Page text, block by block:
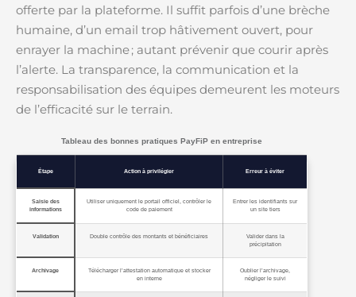
offerte par la plateforme. Il suffit parfois d’une brèche
humaine, d’un email trop hâtivement ouvert, pour
enrayer la machine ; autant prévenir que courir après
l’alerte. La transparence, la communication et la
responsabilisation des équipes demeurent les moteurs
de l’efficacité sur le terrain.
Tableau des bonnes pratiques PayFiP en entreprise
Étape Action à privilégier Erreur à éviter
Saisie des
informations
Utiliser uniquement le portail officiel, contrôler le
code de paiement
Entrer les identifiants sur
un site tiers
Validation Double contrôle des montants et bénéficiaires
Valider dans la
précipitation
Archivage
Télécharger l’attestation automatique et stocker
en interne
Oublier l’archivage,
négliger le suivi